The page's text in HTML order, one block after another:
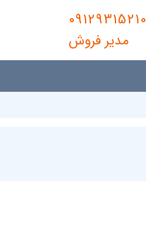
09129315210
مدیر فروش